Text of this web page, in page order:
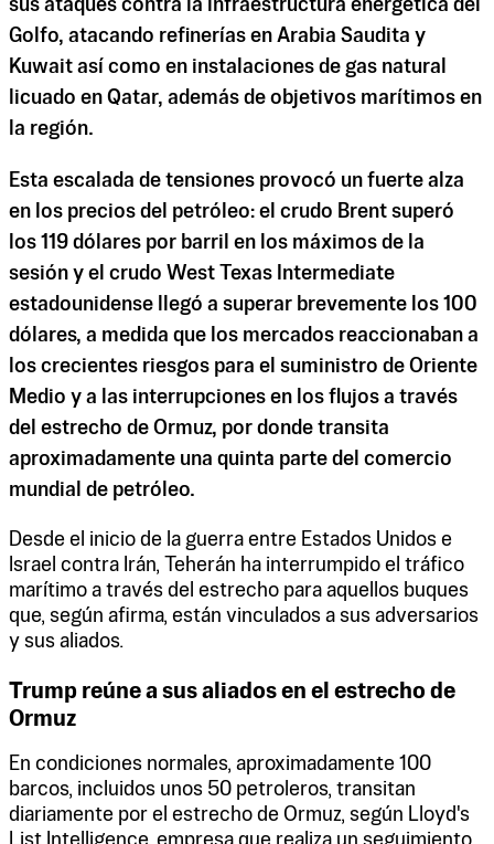
sus ataques contra la infraestructura energética del
Golfo, atacando refinerías en Arabia Saudita y
Kuwait así como en instalaciones de gas natural
licuado en Qatar, además de objetivos marítimos en
la región.
Esta escalada de tensiones provocó un fuerte alza
en los precios del petróleo: el crudo Brent superó
los 119 dólares por barril en los máximos de la
sesión y el crudo West Texas Intermediate
estadounidense llegó a superar brevemente los 100
dólares, a medida que los mercados reaccionaban a
los crecientes riesgos para el suministro de Oriente
Medio y a las interrupciones en los flujos a través
del estrecho de Ormuz, por donde transita
aproximadamente una quinta parte del comercio
mundial de petróleo.
Desde el inicio de la guerra entre Estados Unidos e
Israel contra Irán, Teherán ha interrumpido el tráfico
marítimo a través del estrecho para aquellos buques
que, según afirma, están vinculados a sus adversarios
y sus aliados.
Trump reúne a sus aliados en el estrecho de
Ormuz
En condiciones normales, aproximadamente 100
barcos, incluidos unos 50 petroleros, transitan
diariamente por el estrecho de Ormuz, según Lloyd's